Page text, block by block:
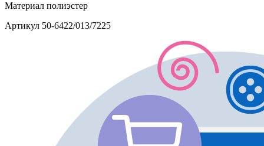
Материал полиэстер
Артикул 50-6422/013/7225